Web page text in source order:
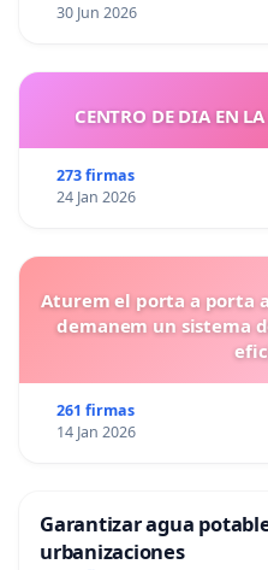
30 Jun 2026
CENTRO DE DIA EN
273 firmas
24 Jan 2026
Aturem el porta a porta
demanem un sistema
261 firmas
14 Jan 2026
Garantizar agua
urbanizaciones